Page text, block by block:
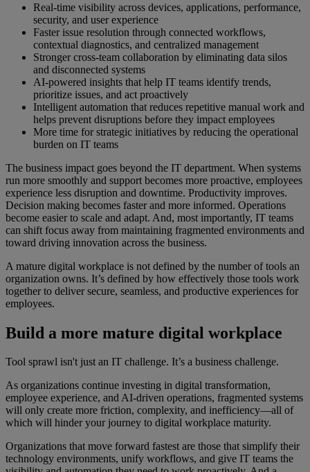
Real-time visibility across devices, applications, performance,
security, and user experience
Faster issue resolution through connected workflows,
contextual diagnostics, and centralized management
Stronger cross-team collaboration by eliminating data silos
and disconnected systems
AI-powered insights that help IT teams identify trends,
prioritize issues, and act proactively
Intelligent automation that reduces repetitive manual work and
helps prevent disruptions before they impact employees
More time for strategic initiatives by reducing the operational
burden on IT teams
The business impact goes beyond the IT department. When systems
run more smoothly and support becomes more proactive, employees
experience less disruption and downtime. Productivity improves.
Decision making becomes faster and more informed. Operations
become easier to scale and adapt. And, most importantly, IT teams
can shift focus away from maintaining fragmented environments and
toward driving innovation across the business.
A mature digital workplace is not defined by the number of tools an
organization owns. It’s defined by how effectively those tools work
together to deliver secure, seamless, and productive experiences for
employees.
Build a more mature digital workplace
Tool sprawl isn't just an IT challenge. It’s a business challenge.
As organizations continue investing in digital transformation,
employee experience, and AI-driven operations, fragmented systems
will only create more friction, complexity, and inefficiency—all of
which will hinder your journey to digital workplace maturity.
Organizations that move forward fastest are those that simplify their
technology environments, unify workflows, and give IT teams the